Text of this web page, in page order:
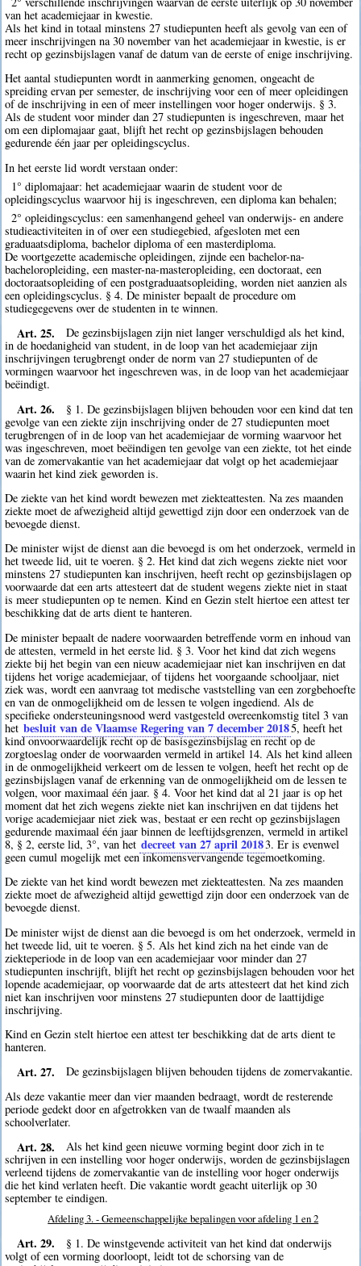
van het academiejaar in kwestie.
Als het kind in totaal minstens 27 studiepunten heeft als gevolg van een of
meer inschrijvingen na 30 november van het academiejaar in kwestie, is er
recht op gezinsbijslagen vanaf de datum van de eerste of enige inschrijving.
Het aantal studiepunten wordt in aanmerking genomen, ongeacht de
spreiding ervan per semester, de inschrijving voor een of meer opleidingen
of de inschrijving in een of meer instellingen voor hoger onderwijs. § 3.
Als de student voor minder dan 27 studiepunten is ingeschreven, maar het
om een diplomajaar gaat, blijft het recht op gezinsbijslagen behouden
gedurende één jaar per opleidingscyclus.
In het eerste lid wordt verstaan onder:
1° diplomajaar: het academiejaar waarin de student voor de
opleidingscyclus waarvoor hij is ingeschreven, een diploma kan behalen;
2° opleidingscyclus: een samenhangend geheel van onderwijs- en andere
studieactiviteiten in of over een studiegebied, afgesloten met een
graduaatsdiploma, bachelor diploma of een masterdiploma.
De voortgezette academische opleidingen, zijnde een bachelor-na-
bacheloropleiding, een master-na-masteropleiding, een doctoraat, een
doctoraatsopleiding of een postgraduaatsopleiding, worden niet aanzien als
een opleidingscyclus. § 4. De minister bepaalt de procedure om
studiegegevens over de studenten in te winnen.
Art. 25.
De gezinsbijslagen zijn niet langer verschuldigd als het kind,
in de hoedanigheid van student, in de loop van het academiejaar zijn
inschrijvingen terugbrengt onder de norm van 27 studiepunten of de
vormingen waarvoor het ingeschreven was, in de loop van het academiejaar
beëindigt.
Art. 26.
§ 1. De gezinsbijslagen blijven behouden voor een kind dat ten
gevolge van een ziekte zijn inschrijving onder de 27 studiepunten moet
terugbrengen of in de loop van het academiejaar de vorming waarvoor het
was ingeschreven, moet beëindigen ten gevolge van een ziekte, tot het einde
van de zomervakantie van het academiejaar dat volgt op het academiejaar
waarin het kind ziek geworden is.
De ziekte van het kind wordt bewezen met ziekteattesten. Na zes maanden
ziekte moet de afwezigheid altijd gewettigd zijn door een onderzoek van de
bevoegde dienst.
De minister wijst de dienst aan die bevoegd is om het onderzoek, vermeld in
het tweede lid, uit te voeren. § 2. Het kind dat zich wegens ziekte niet voor
minstens 27 studiepunten kan inschrijven, heeft recht op gezinsbijslagen op
voorwaarde dat een arts attesteert dat de student wegens ziekte niet in staat
is meer studiepunten op te nemen. Kind en Gezin stelt hiertoe een attest ter
beschikking dat de arts dient te hanteren.
De minister bepaalt de nadere voorwaarden betreffende vorm en inhoud van
de attesten, vermeld in het eerste lid. § 3. Voor het kind dat zich wegens
ziekte bij het begin van een nieuw academiejaar niet kan inschrijven en dat
tijdens het vorige academiejaar, of tijdens het voorgaande schooljaar, niet
ziek was, wordt een aanvraag tot medische vaststelling van een zorgbehoefte
en van de onmogelijkheid om de lessen te volgen ingediend. Als de
specifieke ondersteuningsnood werd vastgesteld overeenkomstig titel 3 van
het besluit van de Vlaamse Regering van 7 december 20185, heeft het
kind onvoorwaardelijk recht op de basisgezinsbijslag en recht op de
zorgtoeslag onder de voorwaarden vermeld in artikel 14. Als het kind alleen
in de onmogelijkheid verkeert om de lessen te volgen, heeft het recht op de
gezinsbijslagen vanaf de erkenning van de onmogelijkheid om de lessen te
volgen, voor maximaal één jaar. § 4. Voor het kind dat al 21 jaar is op het
moment dat het zich wegens ziekte niet kan inschrijven en dat tijdens het
vorige academiejaar niet ziek was, bestaat er een recht op gezinsbijslagen
gedurende maximaal één jaar binnen de leeftijdsgrenzen, vermeld in artikel
8, § 2, eerste lid, 3°, van het decreet van 27 april 20183. Er is evenwel
geen cumul mogelijk met een inkomensvervangende tegemoetkoming.
De ziekte van het kind wordt bewezen met ziekteattesten. Na zes maanden
ziekte moet de afwezigheid altijd gewettigd zijn door een onderzoek van de
bevoegde dienst.
De minister wijst de dienst aan die bevoegd is om het onderzoek, vermeld in
het tweede lid, uit te voeren. § 5. Als het kind zich na het einde van de
ziekteperiode in de loop van een academiejaar voor minder dan 27
studiepunten inschrijft, blijft het recht op gezinsbijslagen behouden voor het
lopende academiejaar, op voorwaarde dat de arts attesteert dat het kind zich
niet kan inschrijven voor minstens 27 studiepunten door de laattijdige
inschrijving.
Kind en Gezin stelt hiertoe een attest ter beschikking dat de arts dient te
hanteren.
Art. 27.
De gezinsbijslagen blijven behouden tijdens de zomervakantie.
Als deze vakantie meer dan vier maanden bedraagt, wordt de resterende
periode gedekt door en afgetrokken van de twaalf maanden als
schoolverlater.
Art. 28.
Als het kind geen nieuwe vorming begint door zich in te
schrijven in een instelling voor hoger onderwijs, worden de gezinsbijslagen
verleend tijdens de zomervakantie van de instelling voor hoger onderwijs
die het kind verlaten heeft. Die vakantie wordt geacht uiterlijk op 30
september te eindigen.
Afdeling 3. - Gemeenschappelijke bepalingen voor afdeling 1 en 2
Art. 29.
§ 1. De winstgevende activiteit van het kind dat onderwijs
volgt of een vorming doorloopt, leidt tot de schorsing van de